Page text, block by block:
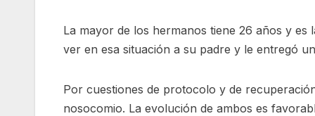
La mayor de los hermanos tiene 26 años y
ver en esa situación a su padre y le entregó
Por cuestiones de protocolo y de
nosocomio. La evolución de ambos es